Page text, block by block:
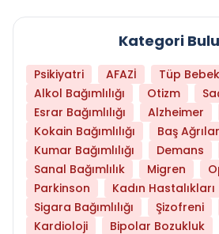
Kategori
Psikiyatri AFAZİ
Tüp Bebek
Alkol Bağımlılığı
Otizm
Esrar Bağımlılığı
Alzheimer
Kokain Bağımlılığı
Baş
Kumar Bağımlılığı
Demans
Sanal Bağımlılık
Migren
Parkinson
Kadın Hastalıkları
Sigara Bağımlılığı
Şizofreni
Kardioloji
Bipolar Bozukluk